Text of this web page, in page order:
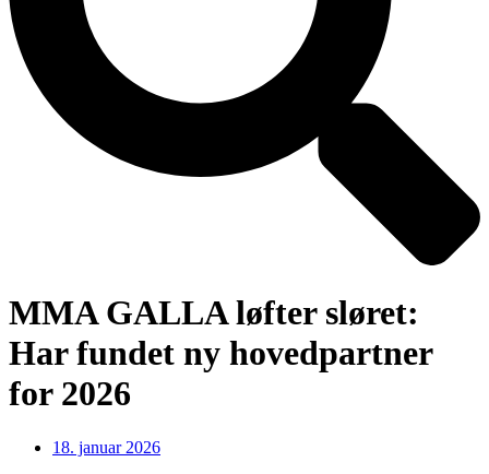
MMA GALLA løfter sløret:
Har fundet ny hovedpartner
for 2026
18. januar 2026